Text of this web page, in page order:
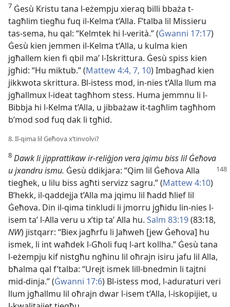
7 Ġesù Kristu tana l-eżempju xieraq billi bbaża t-
tagħlim tiegħu fuq il-Kelma t’Alla. F’talba lil Missieru
tas-sema, hu qal: “Kelmtek hi l-verità.” (Ġwanni 17:17)
Ġesù kien jemmen il-Kelma t’Alla, u kulma kien
jgħallem kien fi qbil maʼ l-Iskrittura. Ġesù spiss kien
jgħid: “Hu miktub.” (Mattew 4:4, 7, 10) Imbagħad kien
jikkwota skrittura. Bl-istess mod, in-nies t’Alla llum ma
jgħallmux l-ideat tagħhom stess. Huma jemmnu li l-
Bibbja hi l-Kelma t’Alla, u jibbażaw it-tagħlim tagħhom
b’mod sod fuq dak li tgħid.
8. Il-qima lil Ġeħova x’tinvolvi?
8 Dawk li jipprattikaw ir-reliġjon vera jqimu biss lil Ġeħova
u jxandru ismu. Ġesù ddikjara: “Qim lil Ġeħova Alla
tiegħek, u lilu biss agħti servizz sagru.” (Mattew 4:10)
B’hekk, il-qaddejja t’Alla ma jqimu lil ħadd ħlief lil
Ġeħova. Din il-qima tinkludi li jmorru jgħidu lin-nies l-
isem taʼ l-Alla veru u x’tip taʼ Alla hu. Salm 83:19(83:18,
NW) jistqarr: “Biex jagħrfu li Jaħweh [jew Ġeħova] hu
ismek, li int waħdek l-Għoli fuq l-art kollha.” Ġesù tana
l-eżempju kif nistgħu ngħinu lil oħrajn isiru jafu lil Alla,
bħalma qal f’talba: “Urejt ismek lill-bnedmin li tajtni
mid-dinja.” (Ġwanni 17:6) Bl-istess mod, l-aduraturi veri
llum jgħallmu lil oħrajn dwar l-isem t’Alla, l-iskopijiet, u